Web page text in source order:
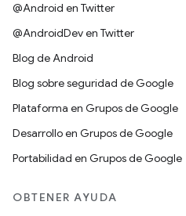
@Android en Twitter
@AndroidDev en Twitter
Blog de Android
Blog sobre seguridad de Google
Plataforma en Grupos de Google
Desarrollo en Grupos de Google
Portabilidad en Grupos de Google
OBTENER AYUDA